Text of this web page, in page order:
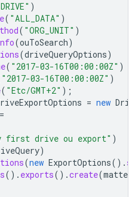
)
( "ALL_DATA" )
( "ORG_UNIT" )
(ouToSearch)
(driveQueryOptions)
( "2017-03-16T00:00:00Z" )
"2017-03-16T00:00:00Z" )
( "Etc/GMT+2" );
= new
=
first drive ou export" )
)
(new ExportOptions().
(). exports().create(matter